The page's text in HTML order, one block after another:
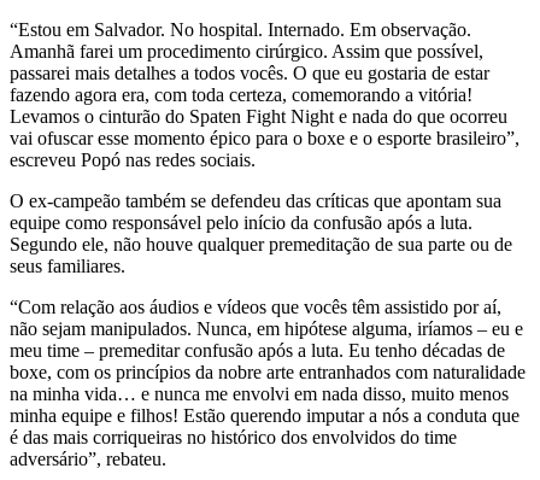
“Estou em Salvador. No hospital. Internado. Em observação.
Amanhã farei um procedimento cirúrgico. Assim que possível,
passarei mais detalhes a todos vocês. O que eu gostaria de estar
fazendo agora era, com toda certeza, comemorando a vitória!
Levamos o cinturão do Spaten Fight Night e nada do que ocorreu
vai ofuscar esse momento épico para o boxe e o esporte brasileiro”,
escreveu Popó nas redes sociais.
O ex-campeão também se defendeu das críticas que apontam sua
equipe como responsável pelo início da confusão após a luta.
Segundo ele, não houve qualquer premeditação de sua parte ou de
seus familiares.
“Com relação aos áudios e vídeos que vocês têm assistido por aí,
não sejam manipulados. Nunca, em hipótese alguma, iríamos – eu e
meu time – premeditar confusão após a luta. Eu tenho décadas de
boxe, com os princípios da nobre arte entranhados com naturalidade
na minha vida… e nunca me envolvi em nada disso, muito menos
minha equipe e filhos! Estão querendo imputar a nós a conduta que
é das mais corriqueiras no histórico dos envolvidos do time
adversário”, rebateu.